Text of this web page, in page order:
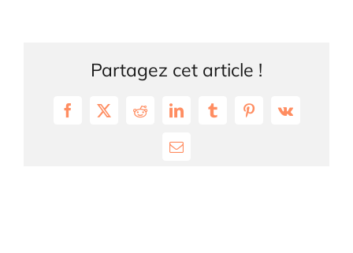
Partagez cet article !
Facebook
X RedditLinkedInTumblrPinterest
Vk
Email